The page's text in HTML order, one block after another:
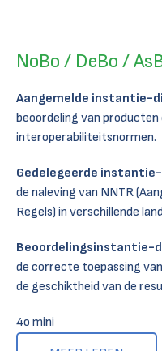
NoBo / DeBo /
Aangemelde instantie-
beoordeling van
interoperabiliteitsnormen.
Gedelegeerde
de naleving van NNTR
Regels) in verschillende
Beoordelingsinstantie-
de correcte toepassing
de geschiktheid van de
4o mini